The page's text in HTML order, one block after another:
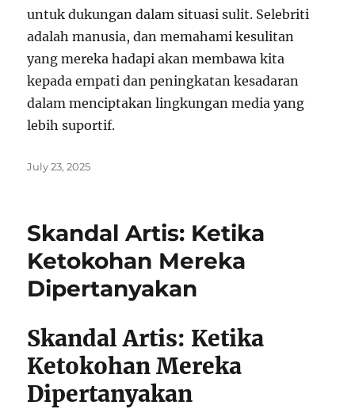
untuk dukungan dalam situasi sulit. Selebriti
adalah manusia, dan memahami kesulitan
yang mereka hadapi akan membawa kita
kepada empati dan peningkatan kesadaran
dalam menciptakan lingkungan media yang
lebih suportif.
Posted
July 23, 2025
Skandal Artis: Ketika
Ketokohan Mereka
Dipertanyakan
Skandal Artis: Ketika
Ketokohan Mereka
Dipertanyakan